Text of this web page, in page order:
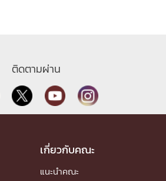
ติดตามผ่าน
เกี่ยวกับคณะ
แนะนำคณะ